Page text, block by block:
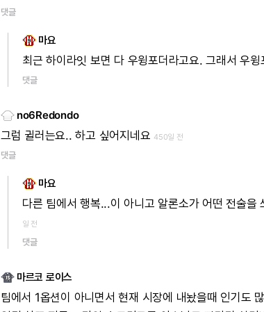
댓글
마요
최근 하이라잇 보면 다 우윙포더라고요. 그래서 우윙
댓글
no6Redondo
그럼 귈러는요.. 하고 싶어지네요 450일 전
댓글
마요
다른 팀에서 행복...이 아니고 알론소가 어떤 전술을
일 전
댓글
마르코 로이스
팀에서 1옵션이 아니면서 현재 시장에 내놨을때 인기도